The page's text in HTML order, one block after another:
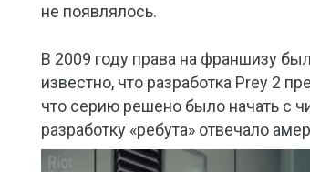
не появлялось.
В 2009 году права на франшизу
известно, что разработка Prey 2
что серию решено было начать с
разработку «ребута» отвечало